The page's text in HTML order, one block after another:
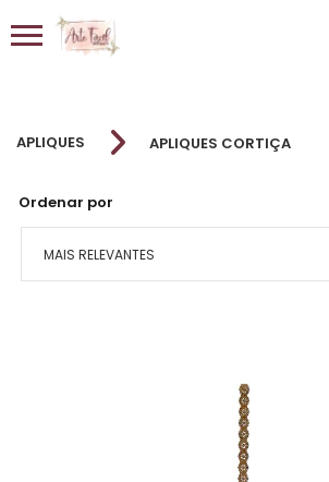
APLIQUES APLIQUES CORTIÇA
Ordenar por
MAIS RELEVANTES